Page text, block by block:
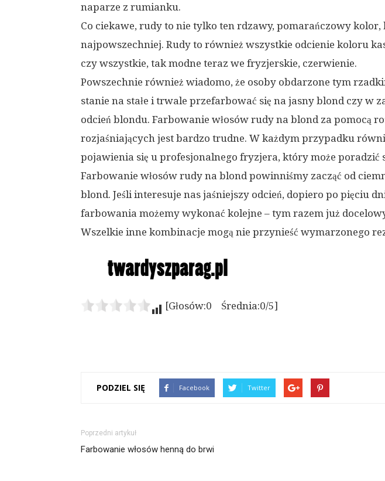
naparze z rumianku.
Co ciekawe, rudy to nie tylko ten rdzawy, pomarańczowy
najpowszechniej. Rudy to również wszystkie odcienie koloru
czy wszystkie, tak modne teraz we fryzjerskie, czerwienie.
Powszechnie również wiadomo, że osoby obdarzone tym
stanie na stałe i trwale przefarbować się na jasny blond czy w
odcień blondu. Farbowanie włosów rudy na blond za pomocą
rozjaśniających jest bardzo trudne. W każdym przypadku
pojawienia się u profesjonalnego fryzjera, który może poradzić
Farbowanie włosów rudy na blond powinniśmy zacząć od
blond. Jeśli interesuje nas jaśniejszy odcień, dopiero po pięciu
farbowania możemy wykonać kolejne – tym razem już
Wszelkie inne kombinacje mogą nie przynieść wymarzonego
[Głosów:0 Średnia:0/5]
PODZIEL SIĘ Facebook Twitter
Poprzedni artykuł
Farbowanie włosów henną do brwi